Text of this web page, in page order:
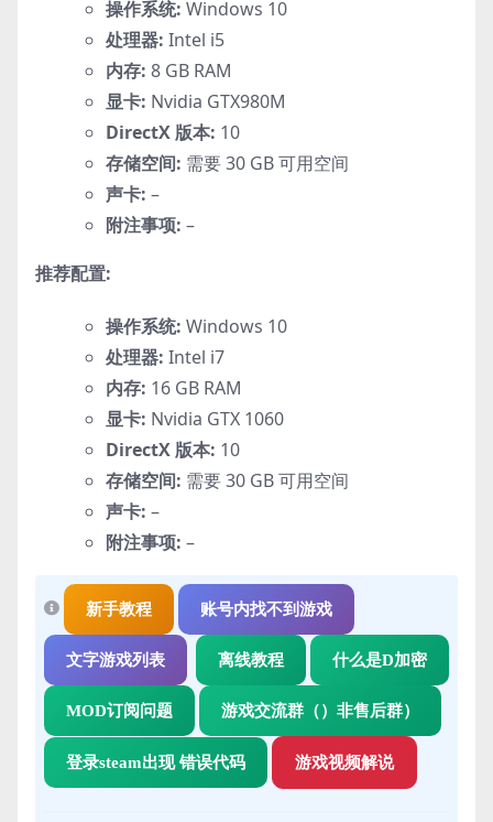
操作系统: Windows 10
处理器: Intel i5
内存: 8 GB RAM
显卡: Nvidia GTX980M
DirectX 版本: 10
存储空间: 需要 30 GB 可用空间
声卡: –
附注事项: –
推荐配置:
操作系统: Windows 10
处理器: Intel i7
内存: 16 GB RAM
显卡: Nvidia GTX 1060
DirectX 版本: 10
存储空间: 需要 30 GB 可用空间
声卡: –
附注事项: –
新手教程 账号内找不到游戏
文字游戏列表 离线教程 什么是D加密
MOD订阅问题 游戏交流群（）非售后群）
登录steam出现 错误代码 游戏视频解说